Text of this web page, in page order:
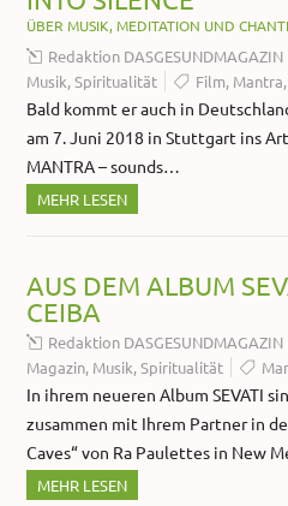
ÜBER MUSIK, MEDITATION UND
Redaktion DASGESUNDMAGAZIN
Musik,Spiritualität Film, Mantra,
Bald kommt er auch in
am 7. Juni 2018 in Stuttgart ins
MANTRA – sounds…
MEHR LESEN
AUS DEM ALBUM
CEIBA
Redaktion DASGESUNDMAGAZIN
Magazin, Musik,Spiritualität
In ihrem neueren Album SEVATI
zusammen mit Ihrem Partner in
Caves“ von Ra Paulettes in New
MEHR LESEN